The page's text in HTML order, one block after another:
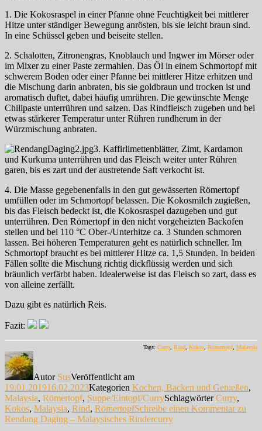
1. Die Kokosraspel in einer Pfanne ohne Feuchtigkeit bei mittlerer
Hitze unter ständiger Bewegung anrösten, bis sie leicht braun sind.
In eine Schüssel geben und beiseite stellen.
2. Schalotten, Zitronengras, Knoblauch und Ingwer im Mörser oder
im Mixer zu einer Paste zermahlen. Das Öl in einem Schmortopf mit
schwerem Boden oder einer Pfanne bei mittlerer Hitze erhitzen und
die Mischung darin anbraten, bis sie goldbraun und trocken ist und
aromatisch duftet, dabei häufig umrühren. Die gewünschte Menge
Chilipaste unterrühren und salzen. Das Rindfleisch zugeben und bei
etwas stärkerer Temperatur unter Rühren rundherum in der
Würzmischung anbraten.
3. Kaffirlimettenblätter, Zimt, Kardamon
und Kurkuma unterrühren und das Fleisch weiter unter Rühren
garen, bis es zart und der austretende Saft verkocht ist.
4. Die Masse gegebenenfalls in den gut gewässerten Römertopf
umfüllen oder im Schmortopf belassen. Die Kokosmilch zugießen,
bis das Fleisch bedeckt ist, die Kokosraspel dazugeben und gut
unterrühren. Den Römertopf in den nicht vorgeheizten Backofen
stellen und bei 110 °C Ober-/Unterhitze ca. 3 Stunden schmoren
lassen. Bei höheren Temperaturen geht es natürlich schneller. Im
Schmortopf braucht es bei mittlerer Hitze ca. 1,5 Stunden. In beiden
Fällen sollte die Mischung richtig dickflüssig werden und sich
bräunlich verfärbt haben. Idealerweise ist das Fleisch so zart, dass es
von alleine zerfällt.
Dazu gibt es natürlich Reis.
Fazit:
Tags: Curry, Rind Kokos Römertopf, Malaysia
Autor SusVeröffentlicht am
19.01.201916.02.2023Kategorien Kochen, Backen und Genießen,
Malaysia, Römertopf, Suppe/Eintopf/CurrySchlagwörterCurry,
Kokos, Malaysia, Rind, RömertopfSchreibe einen Kommentarzu
Rendang Daging – Malaysisches Rindercurry